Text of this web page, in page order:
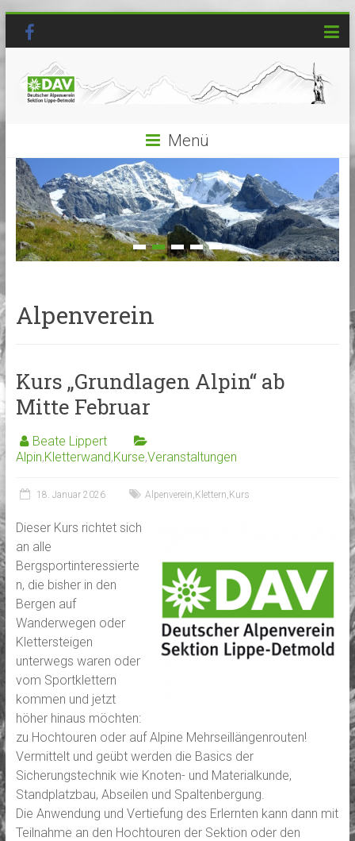
Menü
Alpenverein
Kurs „Grundlagen Alpin“ ab
Mitte Februar
Beate Lippert
Alpin,Kletterwand,Kurse,Veranstaltungen
18. Januar 2026 Alpenverein Klettern Kurs
Dieser Kurs richtet sich
an alle
Bergsportinteressierte
n, die bisher in den
Bergen auf
Wanderwegen oder
Klettersteigen
unterwegs waren oder
vom Sportklettern
kommen und jetzt
höher hinaus möchten:
zu Hochtouren oder auf Alpine Mehrseillängenrouten!
Vermittelt und geübt werden die Basics der
Sicherungstechnik wie Knoten- und Materialkunde,
Standplatzbau, Abseilen und Spaltenbergung.
Die Anwendung und Vertiefung des Erlernten kann dann mit
Teilnahme an den Hochtouren der Sektion oder den